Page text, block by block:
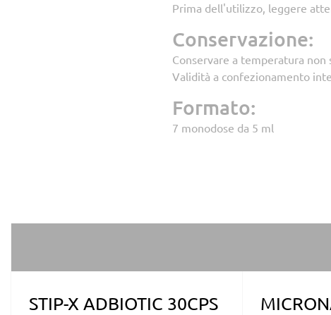
Prima dell'utilizzo, leggere
Conservazione:
Conservare a temperatura
Validità a confezionamento
Formato:
7 monodose da 5 ml
STIP-X ADBIOTIC 30CPS